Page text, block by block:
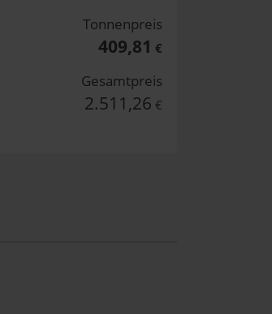
Tonnenpreis
409,81 €
Gesamtpreis
2.511,26 €